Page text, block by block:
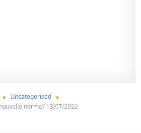
Uncategorised
norme? 13/07/2022